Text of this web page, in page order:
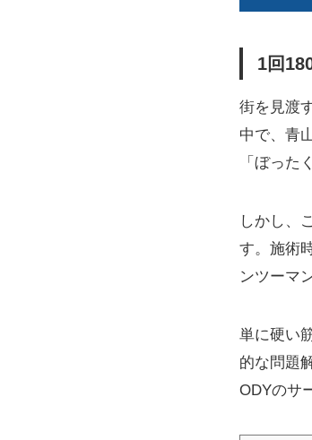
1回
街を見渡
中で、青
「ぼった
しかし、
す。施術
ンツーマ
単に硬い
的な問題
ODYのサ